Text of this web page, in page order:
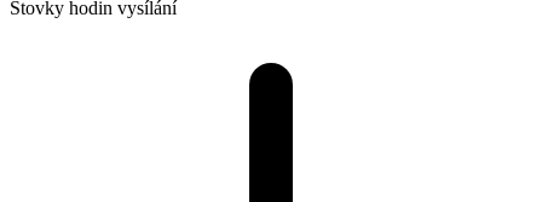
Stovky hodin vysílání